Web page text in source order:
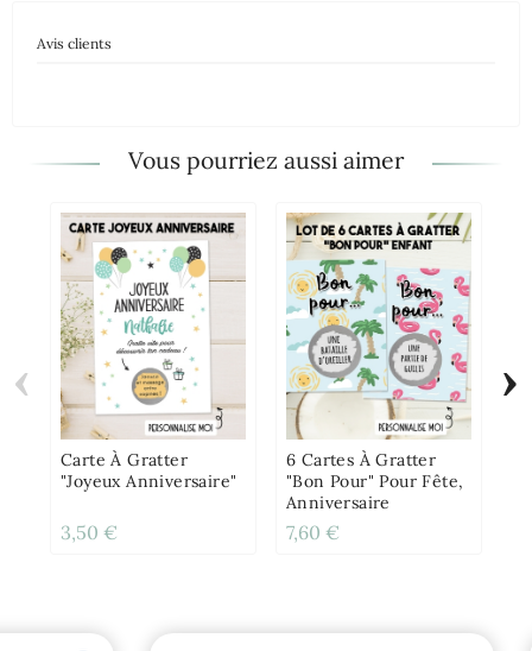
Avis clients
Vous pourriez aussi aimer
Carte À Gratter
"Joyeux Anniversaire"
3,50 €
6 Cartes À Gratter
"Bon Pour" Pour Fête,
Anniversaire
7,60 €
‹ ›